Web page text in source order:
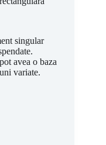
singular
avea o baza
variate.